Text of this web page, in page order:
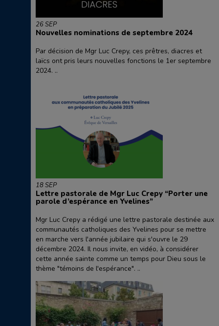
26 SEP
Nouvelles nominations de septembre 2024
Par décision de Mgr Luc Crepy, ces prêtres, diacres et
laïcs ont pris leurs nouvelles fonctions le 1er septembre
2024. ..
18 SEP
Lettre pastorale de Mgr Luc Crepy “Porter une
parole d’espérance en Yvelines”
Mgr Luc Crepy a rédigé une lettre pastorale destinée aux
communautés catholiques des Yvelines pour se mettre
en marche vers l'année jubilaire qui s'ouvre le 29
décembre 2024. Il nous invite, en vidéo, à considérer
cette année sainte comme un temps pour Dieu sous le
thème "témoins de l'espérance". ..